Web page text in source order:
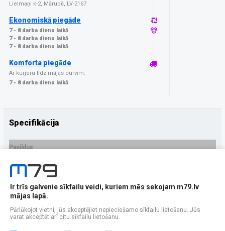
Lielmaņi k-2, Mārupē, LV-2167
Ekonomiskā piegāde
7 - 8 darba dienu laikā
7 - 8 darba dienu laikā
7 - 8 darba dienu laikā
Komforta piegāde
Ar kurjeru līdz mājas durvīm:
7 - 8 darba dienu laikā
Specifikācija
Papildus
Ražotājs
PRECES APRAKSTS
EAN - 5906146481374
Ir trīs galvenie sīkfailu veidi, kuriem mēs sekojam m79.lv
mājas lapā.
Pārlūkojot vietni, jūs akceptējiet nepieciešamo sīkfailu lietošanu. Jūs
varat akceptēt arī citu sīkfailu lietošanu.